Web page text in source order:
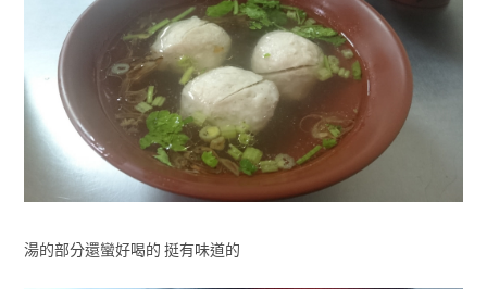
湯的部分還蠻好喝的 挺有味道的